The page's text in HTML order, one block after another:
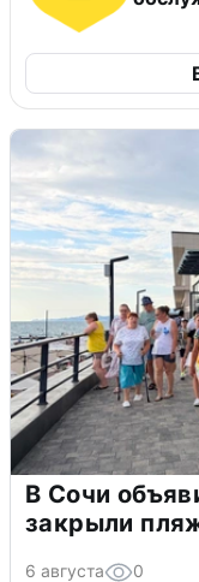
В Сочи
закрыли
6 августа 0